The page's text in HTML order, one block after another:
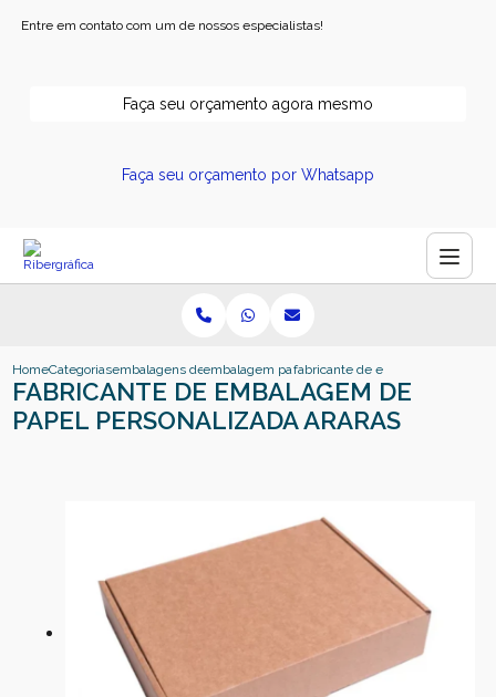
Entre em contato com um de nossos especialistas!
Faça seu orçamento agora mesmo
Faça seu orçamento por Whatsapp
HomeCategoriasembalagens de papelembalagem papel pardofabricante de embalagem de
FABRICANTE DE EMBALAGEM DE
PAPEL PERSONALIZADA ARARAS